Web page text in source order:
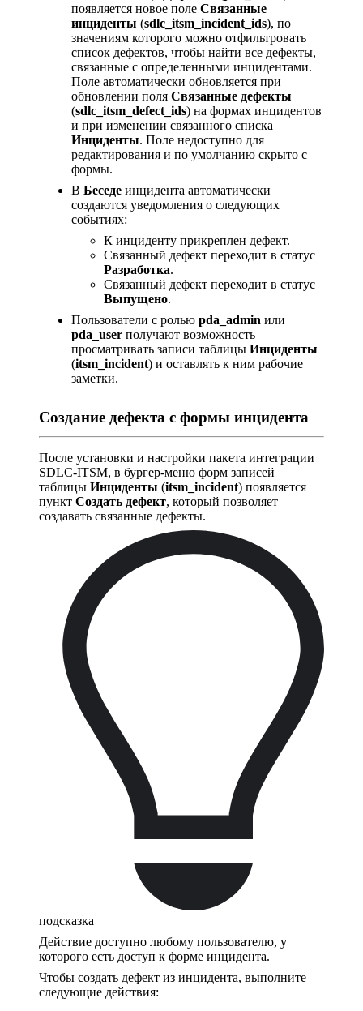
появляется новое поле Связанные
инциденты (sdlc_itsm_incident_ids), по
значениям которого можно отфильтровать
список дефектов, чтобы найти все дефекты,
связанные с определенными инцидентами.
Поле автоматически обновляется при
обновлении поля Связанные дефекты
(sdlc_itsm_defect_ids) на формах инцидентов
и при изменении связанного списка
Инциденты. Поле недоступно для
редактирования и по умолчанию скрыто с
формы.
В Беседе инцидента автоматически
создаются уведомления о следующих
событиях:
К инциденту прикреплен дефект.
Связанный дефект переходит в статус
Разработка.
Связанный дефект переходит в статус
Выпущено.
Пользователи с ролью pda_admin или
pda_user получают возможность
просматривать записи таблицы Инциденты
(itsm_incident) и оставлять к ним рабочие
заметки.
Создание дефекта с формы инцидента
После установки и настройки пакета интеграции
SDLC-ITSM, в бургер-меню форм записей
таблицы Инциденты (itsm_incident) появляется
пункт Создать дефект, который позволяет
создавать связанные дефекты.
подсказка
Действие доступно любому пользователю, у
которого есть доступ к форме инцидента.
Чтобы создать дефект из инцидента, выполните
следующие действия: